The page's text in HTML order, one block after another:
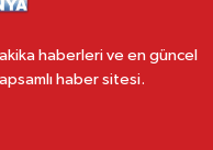
haberleri ve en güncel
haber sitesi.